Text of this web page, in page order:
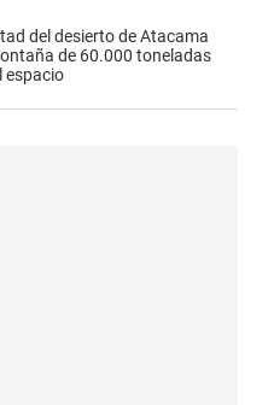
del desierto de Atacama
de 60.000 toneladas
espacio